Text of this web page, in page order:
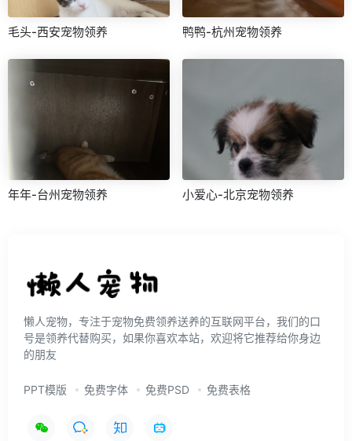
毛头-西安宠物领养 鸭鸭-杭州宠物领养
年年-台州宠物领养 小爱心-北京宠物领养
懒人宠物，专注于宠物免费领养送养的互联网平台，我们的口
号是领养代替购买，如果你喜欢本站，欢迎将它推荐给你身边
的朋友
PPT模版 免费字体 免费PSD 免费表格